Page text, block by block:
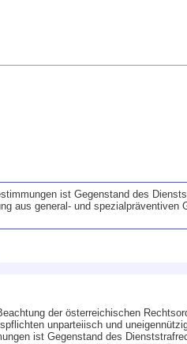
ist Gegenstand des
aus general- und spezialpräventiven
der österreichischen
unparteiisch und
ist Gegenstand des